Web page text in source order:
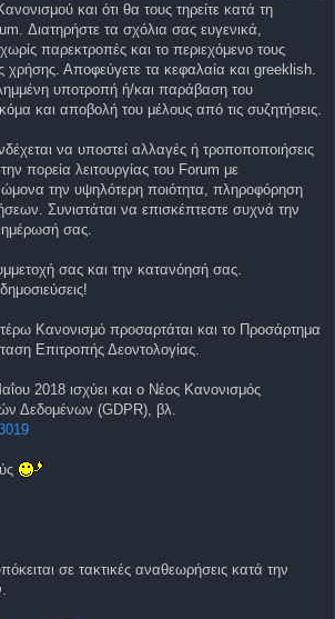
και ότι θα τους τηρείτε κατά τη
Διατηρήστε τα σχόλια σας ευγενικά,
παρεκτροπές και το περιεχόμενο τους
Αποφεύγετε τα κεφαλαία και greeklish.
υποτροπή ή/και παράβαση του
και αποβολή του μέλους από τις συζητήσεις.
να υποστεί αλλαγές ή τροποποποιήσεις
πορεία λειτουργίας του Forum με
την υψηλότερη ποιότητα, πληροφόρηση
Συνιστάται να επισκέπτεστε συχνά την
σας.
σας και την κατανόησή σας.
Κανονισμό προσαρτάται και το Προσάρτημα
Επιτροπής Δεοντολογίας.
2018 ισχύει και ο Νέος Κανονισμός
Δεδομένων (GDPR), βλ.
σε τακτικές αναθεωρήσεις κατά την